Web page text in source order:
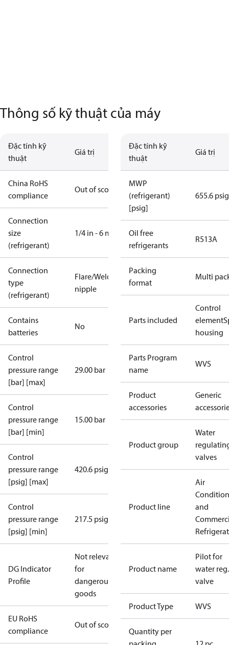
Thông số kỹ thuật của máy
Đặc tính kỹ
thuật
Giá trị
China RoHS
compliance
Out of scope
Connection
size
(refrigerant)
1/4 in - 6 mm
Connection
type
(refrigerant)
Flare/Weld
nipple
Contains
batteries
No
Control
pressure range
[bar] [max]
29.00 bar
Control
pressure range
[bar] [min]
15.00 bar
Control
pressure range
[psig] [max]
420.6 psig
Control
pressure range
[psig] [min]
217.5 psig
DG Indicator
Profile
Not relevant
for
dangerous
goods
EU RoHS
compliance
Out of scope
Đặc tính kỹ
thuật
Giá trị
MWP
(refrigerant)
[psig]
655.6 psig
Oil free
refrigerants
R513A
Packing
format
Multi
Parts included
Control
element
housing
Parts Program
name
WVS
Product
accessories
Generic
Product group
Water
valves
Product line
Air
and
Product name
Pilot for
water reg.
valve
Product Type WVS
Quantity per